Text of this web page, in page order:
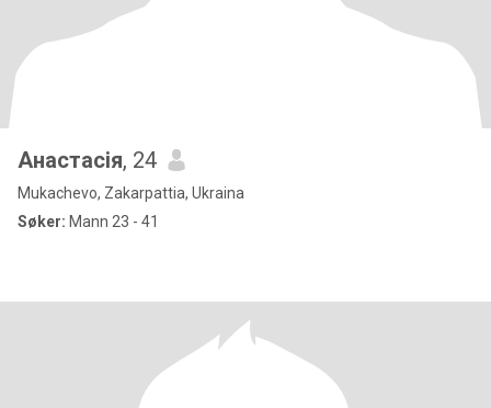
Анастасія, 24
Mukachevo, Zakarpattia, Ukraina
Søker: Mann 23 - 41